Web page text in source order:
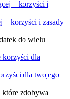
– korzyści i zasady
do wielu
dla twojego
które zdobywa